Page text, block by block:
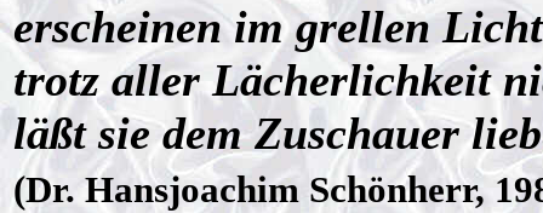
erscheinen im grellen
trotz aller Lächerlichkeit
läßt sie dem Zuschauer
(Dr. Hansjoachim Schönherr,